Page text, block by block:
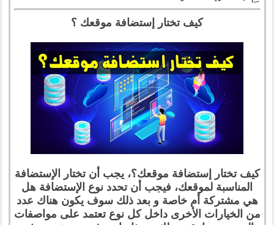
كيف تختار إستضافة موقعك ؟
كيف تختار إستضافة موقعك؟، يجب أن تختار الإستضافة
المناسبة لموقعك، فيجب أن تحدد نوع الإستضافة هل
هي مشتركة أم خاصة و بعد ذلك سوف يكون هناك عدد
من الخيارات الأخرى داخل كل نوع تعتمد على مواصفات